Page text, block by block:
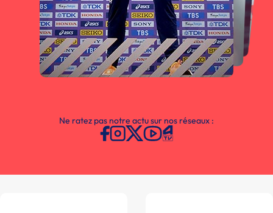
Ne ratez pas notre actu sur nos réseaux :